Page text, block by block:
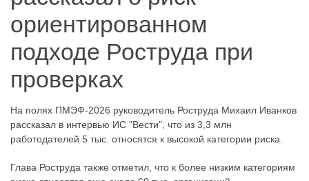
ориентированном
подходе Роструда при
проверках
На полях ПМЭФ-2026 руководитель Роструда Михаил Иванков
рассказал в интервью ИС "Вести", что из 3,3 млн
работодателей 5 тыс. относятся к высокой категории риска.
Глава Роструда также отметил, что к более низким категориям